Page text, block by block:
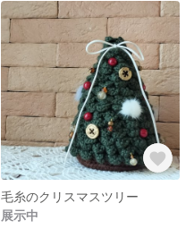
毛糸のクリスマスツリー
展示中